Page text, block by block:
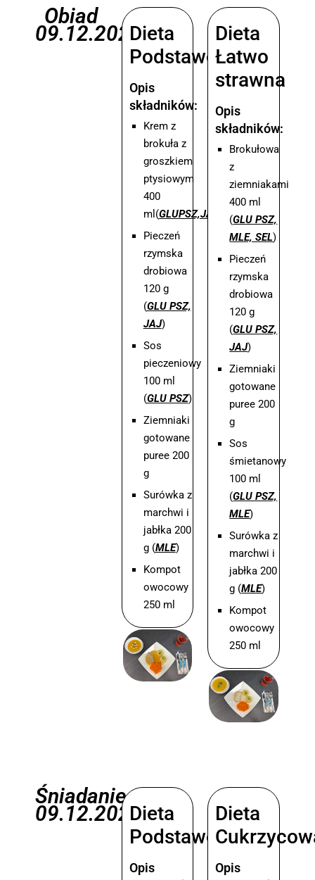
Obiad
09.12.2025Dieta
Podstawowa
Opis
składników:
Krem z
brokuła z
groszkiem
ptysiowym
400
ml(GLUPSZ,JAJ,SEL)
Pieczeń
rzymska
drobiowa
120 g
(GLU PSZ,
JAJ)
Sos
pieczeniowy
100 ml
(GLU PSZ)
Ziemniaki
gotowane
puree 200
g
Surówka z
marchwi i
jabłka 200
g (MLE)
Kompot
owocowy
250 ml
Dieta
Łatwo
strawna
Opis
składników:
Brokułowa
z
ziemniakami
400 ml
(GLU PSZ,
MLE, SEL)
Pieczeń
rzymska
drobiowa
120 g
(GLU PSZ,
JAJ)
Ziemniaki
gotowane
puree 200
g
Sos
śmietanowy
100 ml
(GLU PSZ,
MLE)
Surówka z
marchwi i
jabłka 200
g (MLE)
Kompot
owocowy
250 ml
Śniadanie
09.12.2025Dieta
Podstawowa
Opis
Dieta
Opis